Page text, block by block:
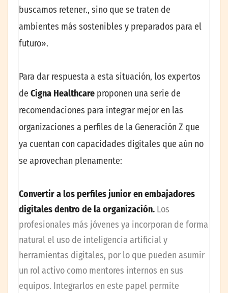
buscamos retener., sino que se traten de
ambientes más sostenibles y preparados para el
futuro».
Para dar respuesta a esta situación, los expertos
de Cigna Healthcare proponen una serie de
recomendaciones para integrar mejor en las
organizaciones a perfiles de la Generación Z que
ya cuentan con capacidades digitales que aún no
se aprovechan plenamente:
Convertir a los perfiles junior en embajadores
digitales dentro de la organización. Los
profesionales más jóvenes ya incorporan de forma
natural el uso de inteligencia artificial y
herramientas digitales, por lo que pueden asumir
un rol activo como mentores internos en sus
equipos. Integrarlos en este papel permite